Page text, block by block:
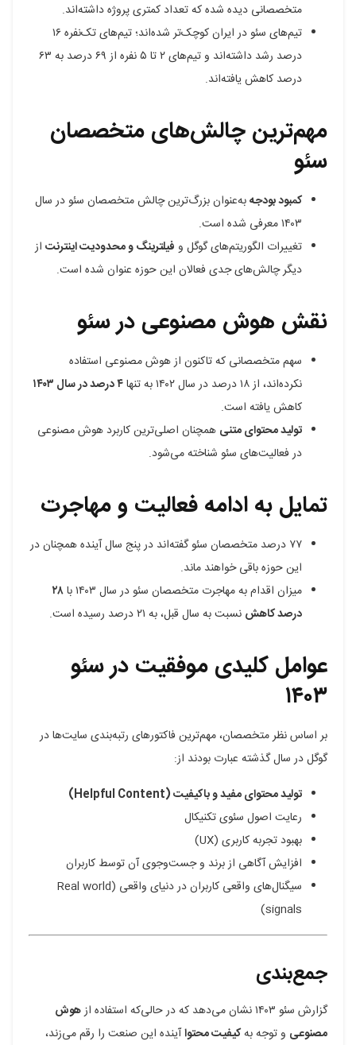
متخصصانی دیده شده که تعداد کمتری پروژه داشته‌اند.
تیم‌های سئو در ایران کوچک‌تر شده‌اند؛ تیم‌های تک‌نفره ۱۶
درصد رشد داشته‌اند و تیم‌های ۲ تا ۵ نفره از ۶۹ درصد به ۶۳
درصد کاهش یافته‌اند.
مهم‌ترین چالش‌های متخصصان
سئو
کمبود بودجهبه‌عنوان بزرگ‌ترین چالش متخصصان سئو در سال
۱۴۰۳ معرفی شده است.
تغییرات الگوریتم‌های گوگل و فیلترینگ و محدودیت اینترنت از
دیگر چالش‌های جدی فعالان این حوزه عنوان شده است.
نقش هوش مصنوعی در سئو
سهم متخصصانی که تاکنون از هوش مصنوعی استفاده
نکرده‌اند، از ۱۸ درصد در سال ۱۴۰۲ به تنها
۴ درصد در سال ۱۴۰۳
کاهش یافته است.
تولید محتوای متنی همچنان اصلی‌ترین کاربرد هوش مصنوعی
در فعالیت‌های سئو شناخته می‌شود.
تمایل به ادامه فعالیت و مهاجرت
۷۷ درصد متخصصان سئو گفته‌اند در پنج سال آینده همچنان در
این حوزه باقی خواهند ماند.
میزان اقدام به مهاجرت متخصصان سئو در سال ۱۴۰۳ با
۲۸
درصد کاهش نسبت به سال قبل، به ۲۱ درصد رسیده است.
عوامل کلیدی موفقیت در سئو
۱۴۰۳
بر اساس نظر متخصصان، مهم‌ترین فاکتورهای رتبه‌بندی سایت‌ها در
گوگل در سال گذشته عبارت بودند از:
تولید محتوای مفید و باکیفیت (Helpful Content)
رعایت اصول سئوی تکنیکال
بهبود تجربه کاربری (UX)
افزایش آگاهی از برند و جست‌وجوی آن توسط کاربران
سیگنال‌های واقعی کاربران در دنیای واقعی (Real world
signals)
جمع‌بندی
گزارش سئو ۱۴۰۳ نشان می‌دهد که در حالی‌که استفاده از
هوش
مصنوعی و توجه بهکیفیت محتواآینده این صنعت را رقم می‌زند،